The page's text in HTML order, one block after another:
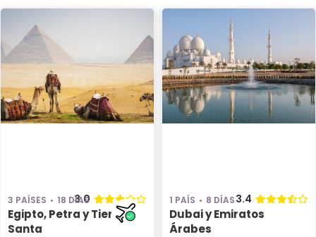
3 PAÍSES 18 DÍAS
3.0
Egipto, Petra y Tierra
Santa
1 PAÍS 8 DÍAS3.4
Dubai y Emiratos
Árabes